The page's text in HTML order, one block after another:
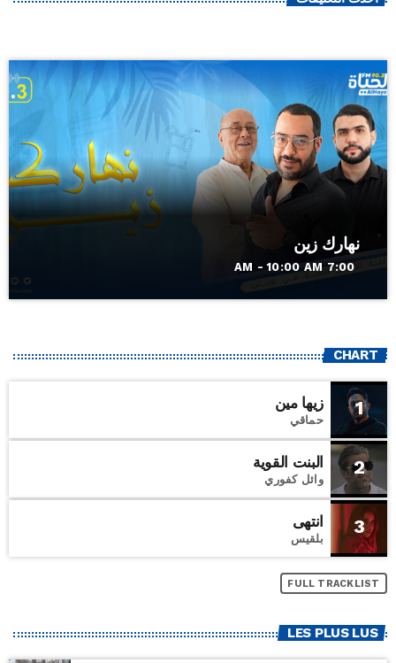
نهارك زين
7:00 AM - 10:00 AM
CHART
1 زيها مين
حماقي
2 البنت القوية
وائل كفوري
3 انتهى
بلقيس
FULL TRACKLIST
LES PLUS LUS